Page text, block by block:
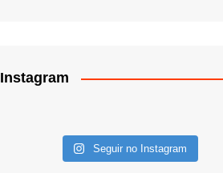
Instagram
Seguir no Instagram